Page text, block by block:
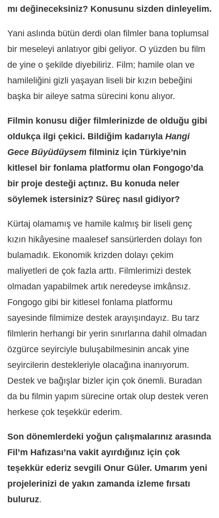
mı değineceksiniz? Konusunu sizden dinleyelim.
Yani aslında bütün derdi olan filmler bana toplumsal
bir meseleyi anlatıyor gibi geliyor. O yüzden bu film
de yine o şekilde diyebiliriz. Film; hamile olan ve
hamileliğini gizli yaşayan liseli bir kızın bebeğini
başka bir aileye satma sürecini konu alıyor.
Filmin konusu diğer filmlerinizde de olduğu gibi
oldukça ilgi çekici. Bildiğim kadarıyla Hangi
Gece Büyüdüysem filminiz için Türkiye’nin
kitlesel bir fonlama platformu olan Fongogo’da
bir proje desteği açtınız. Bu konuda neler
söylemek istersiniz? Süreç nasıl gidiyor?
Kürtaj olamamış ve hamile kalmış bir liseli genç
kızın hikâyesine maalesef sansürlerden dolayı fon
bulamadık. Ekonomik krizden dolayı çekim
maliyetleri de çok fazla arttı. Filmlerimizi destek
olmadan yapabilmek artık neredeyse imkânsız.
Fongogo gibi bir kitlesel fonlama platformu
sayesinde filmimize destek arayışındayız. Bu tarz
filmlerin herhangi bir yerin sınırlarına dahil olmadan
özgürce seyirciyle buluşabilmesinin ancak yine
seyircilerin destekleriyle olacağına inanıyorum.
Destek ve bağışlar bizler için çok önemli. Buradan
da bu filmin yapım sürecine ortak olup destek veren
herkese çok teşekkür ederim.
Son dönemlerdeki yoğun çalışmalarınız arasında
Fil’m Hafızası’na vakit ayırdığınız için çok
teşekkür ederiz sevgili Onur Güler. Umarım yeni
projelerinizi de yakın zamanda izleme fırsatı
buluruz.